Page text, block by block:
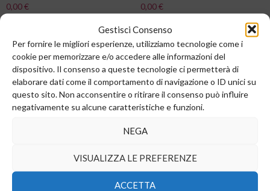
Gestisci Consenso
Per fornire le migliori esperienze, utilizziamo tecnologie come i
cookie per memorizzare e/o accedere alle informazioni del
dispositivo. Il consenso a queste tecnologie ci permetterà di
elaborare dati come il comportamento di navigazione o ID unici su
questo sito. Non acconsentire o ritirare il consenso può influire
negativamente su alcune caratteristiche e funzioni.
NEGA
VISUALIZZA LE PREFERENZE
ACCETTA
0,00€ 0,00€
Aggiungi al carrello
0,00€ 0,00€
Aggiungi al carrello